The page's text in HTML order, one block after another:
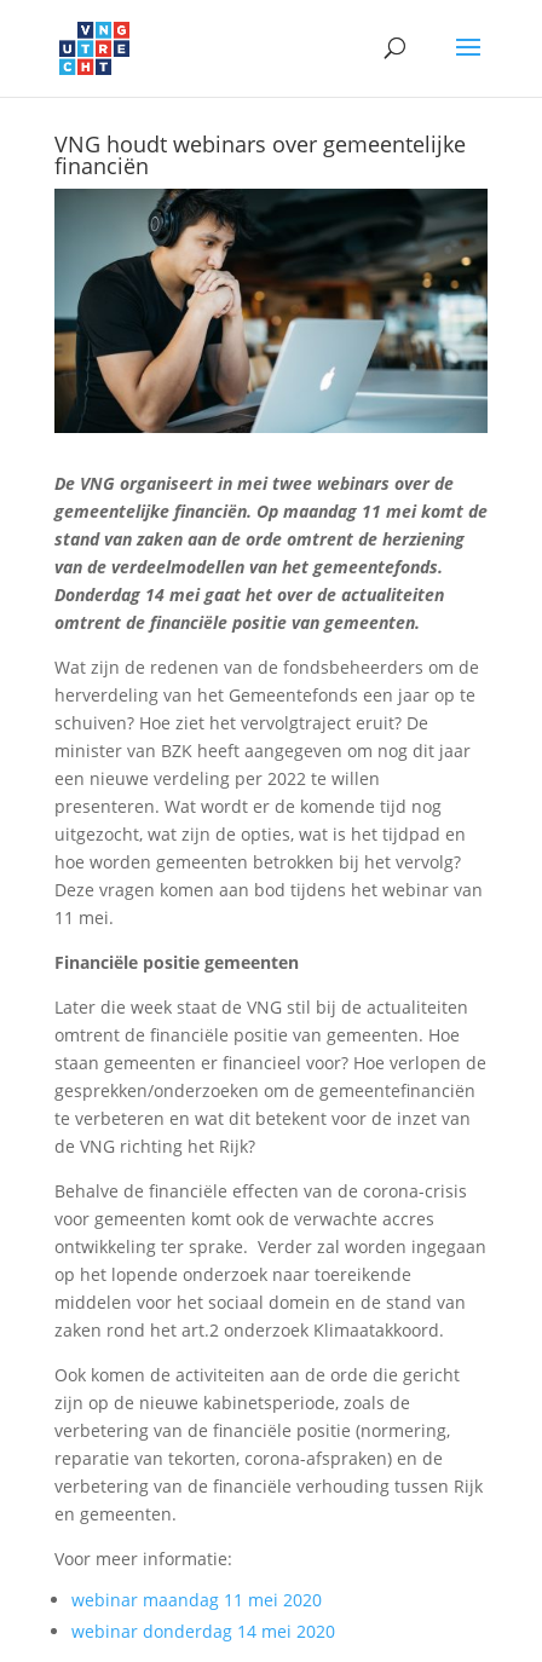
VNG houdt webinars over gemeentelijke
financiën
De VNG organiseert in mei twee webinars over de
gemeentelijke financiën. Op maandag 11 mei komt de
stand van zaken aan de orde omtrent de herziening
van de verdeelmodellen van het gemeentefonds.
Donderdag 14 mei gaat het over de actualiteiten
omtrent de financiële positie van gemeenten.
Wat zijn de redenen van de fondsbeheerders om de
herverdeling van het Gemeentefonds een jaar op te
schuiven? Hoe ziet het vervolgtraject eruit? De
minister van BZK heeft aangegeven om nog dit jaar
een nieuwe verdeling per 2022 te willen
presenteren. Wat wordt er de komende tijd nog
uitgezocht, wat zijn de opties, wat is het tijdpad en
hoe worden gemeenten betrokken bij het vervolg?
Deze vragen komen aan bod tijdens het webinar van
11 mei.
Financiële positie gemeenten
Later die week staat de VNG stil bij de actualiteiten
omtrent de financiële positie van gemeenten. Hoe
staan gemeenten er financieel voor? Hoe verlopen de
gesprekken/onderzoeken om de gemeentefinanciën
te verbeteren en wat dit betekent voor de inzet van
de VNG richting het Rijk?
Behalve de financiële effecten van de corona-crisis
voor gemeenten komt ook de verwachte accres
ontwikkeling ter sprake. Verder zal worden ingegaan
op het lopende onderzoek naar toereikende
middelen voor het sociaal domein en de stand van
zaken rond het art.2 onderzoek Klimaatakkoord.
Ook komen de activiteiten aan de orde die gericht
zijn op de nieuwe kabinetsperiode, zoals de
verbetering van de financiële positie (normering,
reparatie van tekorten, corona-afspraken) en de
verbetering van de financiële verhouding tussen Rijk
en gemeenten.
Voor meer informatie:
webinar maandag 11 mei 2020
webinar donderdag 14 mei 2020